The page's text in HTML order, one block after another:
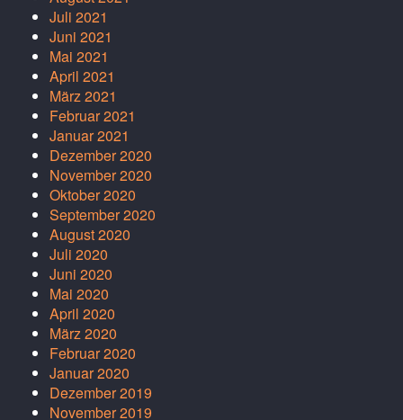
Juli 2021
Juni 2021
Mai 2021
April 2021
März 2021
Februar 2021
Januar 2021
Dezember 2020
November 2020
Oktober 2020
September 2020
August 2020
Juli 2020
Juni 2020
Mai 2020
April 2020
März 2020
Februar 2020
Januar 2020
Dezember 2019
November 2019